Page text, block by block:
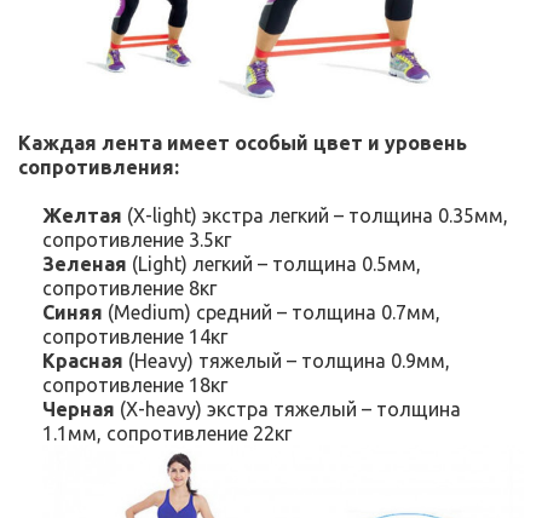
Каждая лента имеет особый цвет и уровень
сопротивления:
Желтая (X-light) экстра легкий – толщина 0.35мм,
сопротивление 3.5кг
Зеленая (Light) легкий – толщина 0.5мм,
сопротивление 8кг
Синяя (Medium) средний – толщина 0.7мм,
сопротивление 14кг
Красная (Heavy) тяжелый – толщина 0.9мм,
сопротивление 18кг
Черная (X-heavy) экстра тяжелый – толщина
1.1мм, сопротивление 22кг